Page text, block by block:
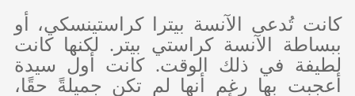
كانت تُدعى الآنسة بيترا كراستينسكي، أو
ببساطة الآنسة كراستي بيتر. لكنها كانت
لطيفة في ذلك الوقت. كانت أول سيدة
أعجبت بها رغم أنها لم تكن جميلةً حقًا،